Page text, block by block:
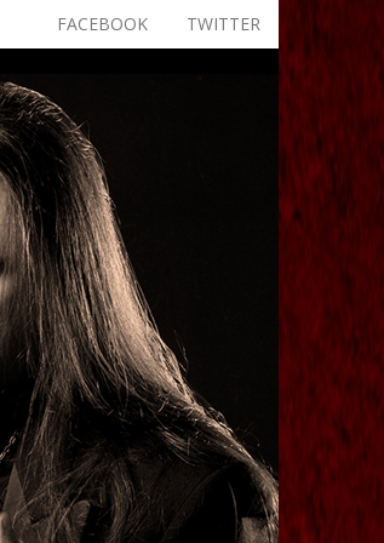
TWITTER
FACEBOOK